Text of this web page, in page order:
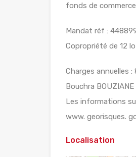
fonds de
Mandat réf :
Copropriété de 12
Charges annuelles :
Bouchra
Les informations
www. georisques.
Localisation